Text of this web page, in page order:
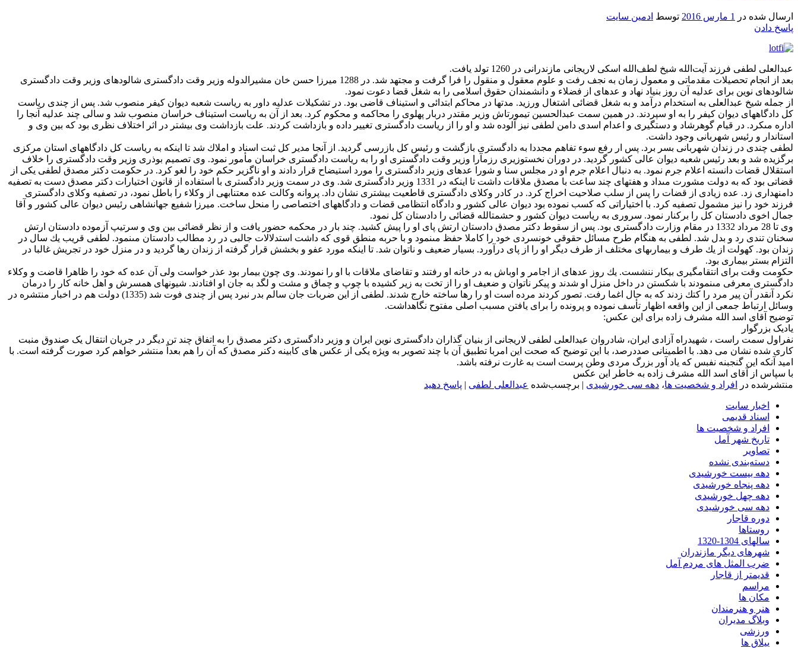
ارسال شده در 1 مارس 2016 توسط ادمین سایت
پاسخ دادن
عبدالعلی لطفی فرزند آیت‌الله شیخ لطف‌الله اسکی لاریجانی مازندرانی در 1260 تولد یافت.
بعد از انجام تحصیلات مقدماتى و معمول زمان به نجف رفت و علوم معقول و منقول را فرا گرفت و مجتهد شد. در 1288 میرزا حسن خان مشیرالدوله وزیر وقت دادگسترى شالوده‏اى وزیر وقت دادگسترى
شالوده‏اى نوین براى عدلیه آن روز بنیاد نهاد و عده‏اى از فضلاء و دانشمندان حقوق اسلامى را به شغل قضا دعوت نمود.
از جمله شیخ عبدالعلى به استخدام درآمد و به شغل قضائى اشتغال ورزید. مدتها در محاكم ابتدائى و استیناف قاضى بود. در تشكیلات عدلیه داور به ریاست شعبه دیوان كیفر منصوب شد. پس از چندى ریاست
كل دادگاه‏هاى دیوان كیفر را به او سپردند. در همین سمت عبدالحسین تیمورتاش وزیر مقتدر دربار پهلوى را محاكمه و محكوم كرد. بعد از آن به ریاست استیناف خراسان منصوب شد و سالى چند عدلیه آنجا را
اداره مى‏كرد. در قیام گوهرشاد و دستگیرى و اعدام اسدى دامن لطفى نیز آلوده شد و او را از ریاست دادگسترى تغییر داده و بازداشت كردند. علت بازداشت وى بیشتر در اثر اختلاف نظرى بود كه بین وى و
استاندار و رئیس شهربانى وجود داشت.
لطفى چندى در زندان شهربانى بسر برد. پس ار رفع سوء تفاهم مجددا به دادگسترى بازگشت و رئیس كل بازرسى گردید. از آنجا مدیر كل ثبت اسناد و املاك شد تا اینكه به ریاست كل دادگاه‏هاى استان مركزى
برگزیده شد و بعد رئیس شعبه دیوان عالى كشور گردید. در دوران نخست‏وزیرى رزم‏آرا وزیر وقت دادگسترى او را به ریاست دادگسترى خراسان مأمور نمود. وى تصمیم بوذرى وزیر وقت دادگسترى را خلاف
استقلال قضات دانسته اعلام جرم نمود. به دنبال اعلام جرم او در مجلس سنا و شورا عده‏اى وزیر دادگسترى را مورد استیضاح قرار دادند و او ناگزیر حكم خود را لغو كرد. در حكومت دكتر مصدق لطفى یكى از
قضاتى بود كه به دولت مشورت مى‏داد و هفته‏اى چند ساعت با مصدق ملاقات داشت تا اینكه در 1331 وزیر دادگسترى شد. وى در سمت وزیر دادگسترى با استفاده از قانون اختیارات دكتر مصدق دست به تصفیه
دامنه‏دارى زد. عده زیادى از قضات را پس از سلب صلاحیت اخراج كرد. در كادر وكلاى دادگسترى قاطعیت بیشترى نشان داد. پروانه وكالت عده معتنابهى از وكلاء را باطل نمود، در تصفیه وكلاى دادگسترى
فرزند خود را نیز مشمول تصفیه كرد. با اختیاراتى كه كسب نموده بود دیوان عالى كشور و دادگاه انتظامى قضات و دادگاه‏هاى اختصاصى را منحل ساخت. میرزا شفیع جهانشاهى رئیس دیوان عالى كشور و آقا
جمال اخوى دادستان كل را بركنار نمود. سرورى به ریاست دیوان كشور و حشمت‏الله قضائى را دادستان كل نمود.
وى تا 28 مرداد 1332 در مقام وزارت دادگسترى بود. پس از سقوط دكتر مصدق دادستان ارتش پاى او را پیش كشید. چند بار در محكمه حضور یافت و از نظر قضائى بین وى و سرتیپ آزموده دادستان ارتش
سخنان تندى رد و بدل شد. لطفى به هنگام طرح مسائل حقوقى خونسردى خود را كاملا حفظ مى‏نمود و با حربه منطق قوى كه داشت استدلالات جالبى در رد مطالب دادستان مى‏نمود. لطفى قریب یك سال در
زندان بود. كهولت از یك طرف و بیمارى‏هاى مختلف از طرف دیگر او را از پاى درآورد. بسیار ضعیف و ناتوان شد. تا اینكه مورد عفو و بخشش قرار گرفته از زندان رها گردید و در منزل خود در تجریش غالبا در
التزام بستر بیمارى بود.
حكومت وقت براى انتقام‏گیرى بیكار ننشست. یك روز عده‏اى از اجامر و اوباش به در خانه او رفتند و تقاضاى ملاقات با او را نمودند. وى چون بیمار بود عذر خواست ولى آن عده كه خود را ظاهرا قاضت و وكلاء
دادگسترى معرفى مى‏نمودند با شكستن در داخل منزل او شدند و پیكر ناتوان و ضعیف او را از تخت به زیر كشیده با چوپ و چماق و مشت و لگد به جان او افتادند. شیون‏هاى همسرش و اهل خانه كار را درمان
نكرد آنقدر آن پیر مرد را كتك زدند كه به حال اغما رفت. تصور كردند مرده است او را رها ساخته خارج شدند. لطفى از این ضربات جان سالم بدر نبرد پس از چندى فوت شد (1335) دولت هم در اخبار منتشره در
وسائل ارتباط جمعى از این واقعه اظهار تأسف نموده و پرونده را براى یافتن مسبب اصلى مفتوح نگاهداشت.
توضیح آقای اسد الله مشرف زاده برای این عکس:
یادیک بزرگوار
نفراول سمت راست ، شهیدراه آزادی ایران، شادروان عبدالعلی لطفی لاریجانی از بنیان گذاران دادگستری نوین ایران و وزیر دادگستری دکتر مصدق را به اتفاق چند تن دیگر در جریان انتقال یک صندوق منبت
کاری شده نشان می دهد. با اطمینانی صددرصد، با این توضیح که صحت این امربا تطبیق آن با چند تصویر به ویژه یکی از عکس های کابینه دکنر مصدق که آن را هم بعداً منتشر خواهم کرد صورت گرفته است. با
امید آنکه این گنجبنه نفبس که یاد آور بزرگ مردی وطن پرست است به غارت نرفته باشد.
با سپاس از آقای اسد الله مشرف زاده به خاطر این عکس
منتشرشده در
افراد و شخصیت ها، دهه سی خورشیدی | برچسب‌شده عبدالعلی لطفی | پاسخ دهید
اخبار سایت
اسناد قدیمی
افراد و شخصیت ها
تاریخ شهر آمل
تصاویر
دسته‌بندی نشده
دهه بیست خورشیدی
دهه پنجاه خورشیدی
دهه چهل خورشیدی
دهه سی خورشیدی
دوره قاجار
روستاها
سالهای 1304-1320
شهرهای دیگر مازندران
ضرب المثل های مردم آمل
قدیمتر از قاجار
مراسم
مکان ها
هنر و هنرمندان
وبلاگ مدیران
ورزشی
ییلاق ها